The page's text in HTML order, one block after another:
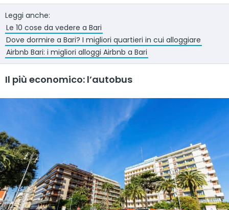
Leggi anche:
Le 10 cose da vedere a Bari
Dove dormire a Bari? I migliori quartieri in cui alloggiare
Airbnb Bari: i migliori alloggi Airbnb a Bari
Il più economico: l’autobus